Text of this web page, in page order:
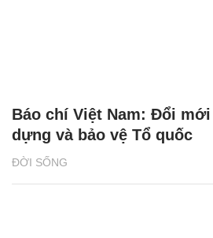
ĐỜI SỐNG
Báo chí Việt Nam: Đổi
dựng và bảo vệ Tổ quốc